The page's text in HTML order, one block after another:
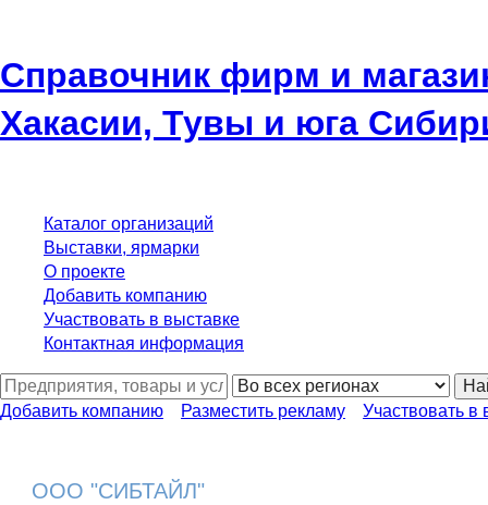
Справочник фирм и
Хакасии, Тувы и юга
Каталог организаций
Выставки, ярмарки
О проекте
Добавить компанию
Участвовать в выставке
Контактная информация
Добавить компанию
Разместить рекламу Участвовать в
ООО "СИБТАЙЛ"